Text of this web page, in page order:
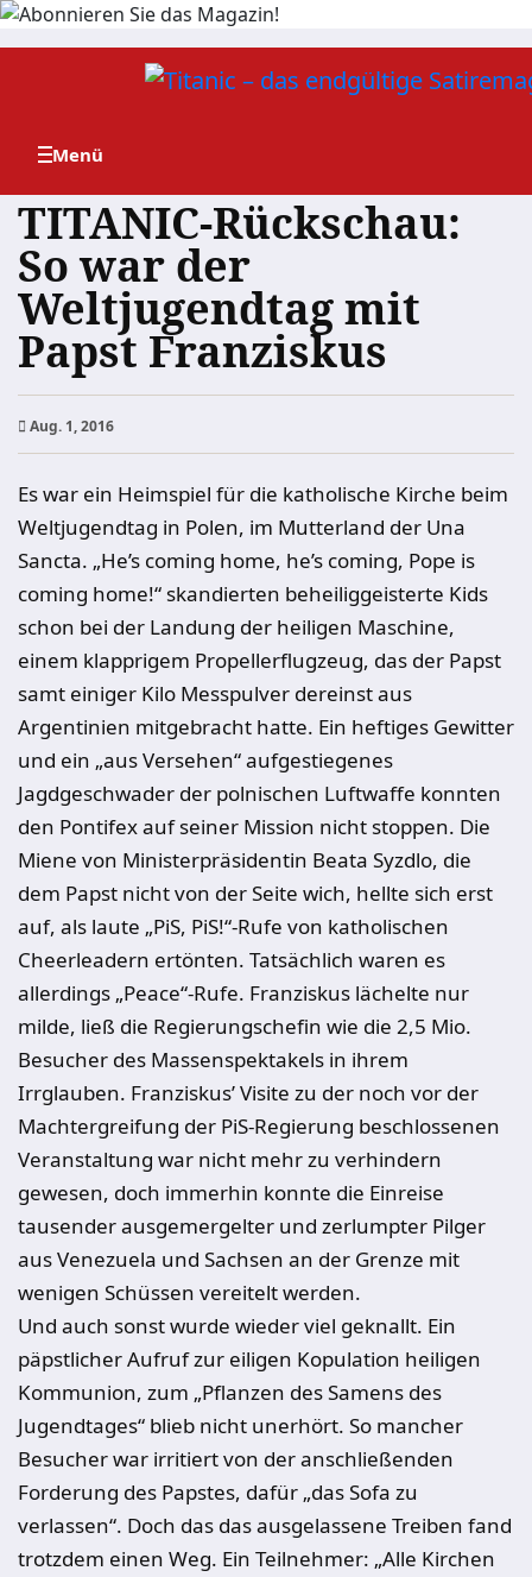
Zum
TITANIC-Rückschau:
So war der
Weltjugendtag mit
Papst Franziskus
Aug. 1, 2016
Es war ein Heimspiel für die katholische Kirche beim
Weltjugendtag in Polen, im Mutterland der Una
Sancta. „He’s coming home, he’s coming, Pope is
coming home!“ skandierten beheiliggeisterte Kids
schon bei der Landung der heiligen Maschine,
einem klapprigem Propellerflugzeug, das der Papst
samt einiger Kilo Messpulver dereinst aus
Argentinien mitgebracht hatte. Ein heftiges Gewitter
und ein „aus Versehen“ aufgestiegenes
Jagdgeschwader der polnischen Luftwaffe konnten
den Pontifex auf seiner Mission nicht stoppen. Die
Miene von Ministerpräsidentin Beata Syzdlo, die
dem Papst nicht von der Seite wich, hellte sich erst
auf, als laute „PiS, PiS!“-Rufe von katholischen
Cheerleadern ertönten. Tatsächlich waren es
allerdings „Peace“-Rufe. Franziskus lächelte nur
milde, ließ die Regierungschefin wie die 2,5 Mio.
Besucher des Massenspektakels in ihrem
Irrglauben. Franziskus’ Visite zu der noch vor der
Machtergreifung der PiS-Regierung beschlossenen
Veranstaltung war nicht mehr zu verhindern
gewesen, doch immerhin konnte die Einreise
tausender ausgemergelter und zerlumpter Pilger
aus Venezuela und Sachsen an der Grenze mit
wenigen Schüssen vereitelt werden.
Und auch sonst wurde wieder viel geknallt. Ein
päpstlicher Aufruf zur eiligen Kopulation heiligen
Kommunion, zum „Pflanzen des Samens des
Jugendtages“ blieb nicht unerhört. So mancher
Besucher war irritiert von der anschließenden
Forderung des Papstes, dafür „das Sofa zu
verlassen“. Doch das das ausgelassene Treiben fand
trotzdem einen Weg. Ein Teilnehmer: „Alle Kirchen